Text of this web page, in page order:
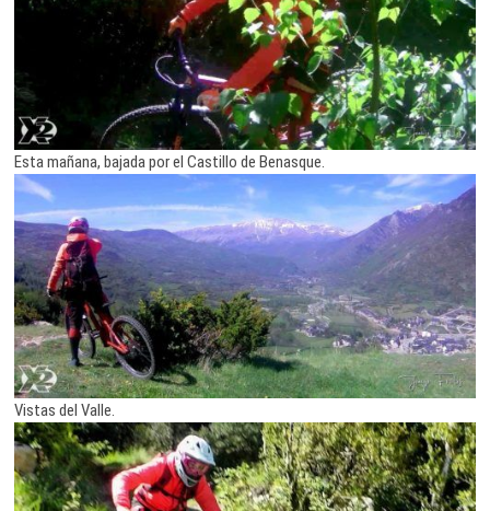
Esta mañana, bajada por el Castillo de Benasque.
Vistas del Valle.